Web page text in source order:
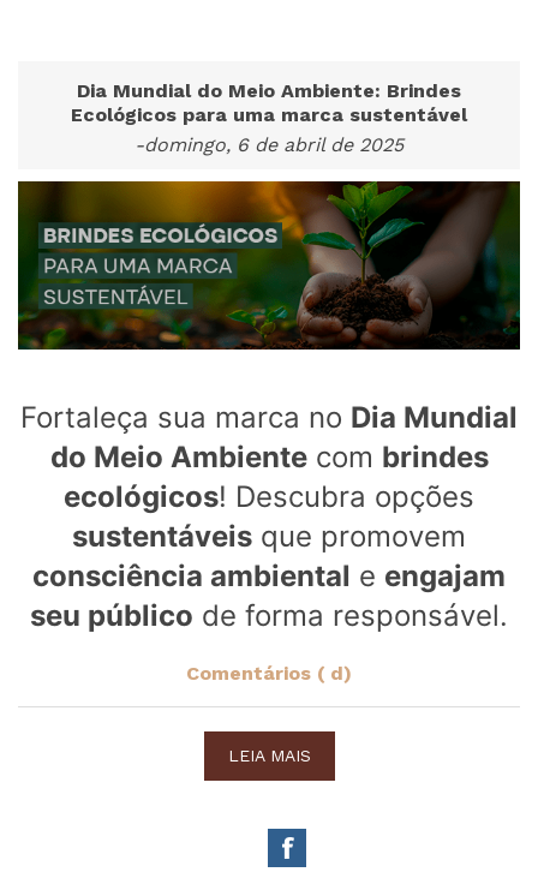
Dia Mundial do Meio Ambiente: Brindes
Ecológicos para uma marca sustentável
-domingo, 6 de abril de 2025
Fortaleça sua marca no Dia Mundial
do Meio Ambientecom brindes
ecológicos! Descubra opções
sustentáveis que promovem
consciência ambiental e engajam
seu público de forma responsável.
Comentários ( d)
LEIA MAIS